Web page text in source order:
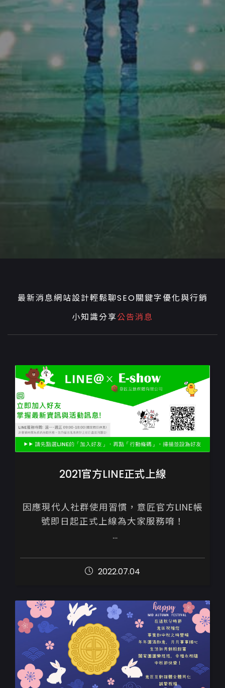
最新消息網站設計輕鬆聊SEO關鍵字優化與行銷
小知識分享公告消息
2021官方LINE正式上線
因應現代人社群使用習慣，意匠官方LINE帳
號即日起正式上線為大家服務唷！
題、客服，都歡迎與我們聯繫...
2022.07.04